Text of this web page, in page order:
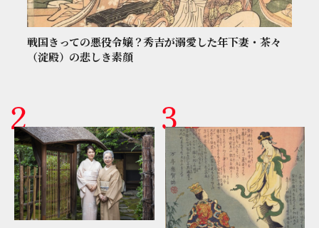
戦国きっての悪役令嬢？秀吉が溺愛した年下妻・茶々
（淀殿）の悲しき素顔